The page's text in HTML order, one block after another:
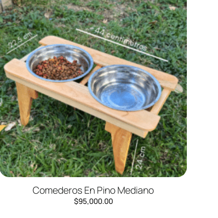
Comederos En Pino Mediano
$95,000.00